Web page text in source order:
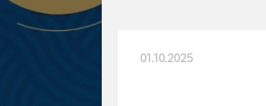
01.10.2025